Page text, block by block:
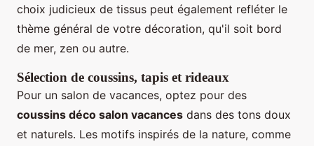
choix judicieux de tissus peut également refléter le
thème général de votre décoration, qu'il soit bord
de mer, zen ou autre.
Sélection de coussins, tapis et rideaux
Pour un salon de vacances, optez pour des
coussins déco salon vacances dans des tons doux
et naturels. Les motifs inspirés de la nature, comme